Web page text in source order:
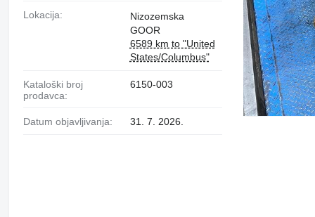
Lokacija:
Nizozemska
GOOR
6589 km to "United
States/Columbus"
Kataloški broj
prodavca:
6150-003
Datum objavljivanja: 31. 7. 2026.